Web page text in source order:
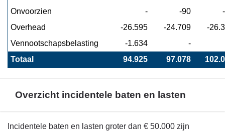
vennootschapsbelasting
Onvoorzien - -90
Overhead
-26.595 -24.709
-
Vennootschapsbelasting
-1.634
-
Totaal
94.925 97.078
Overzicht incidentele baten en lasten
TerugIncidentele baten en lasten groter dan € 50.000 zijn